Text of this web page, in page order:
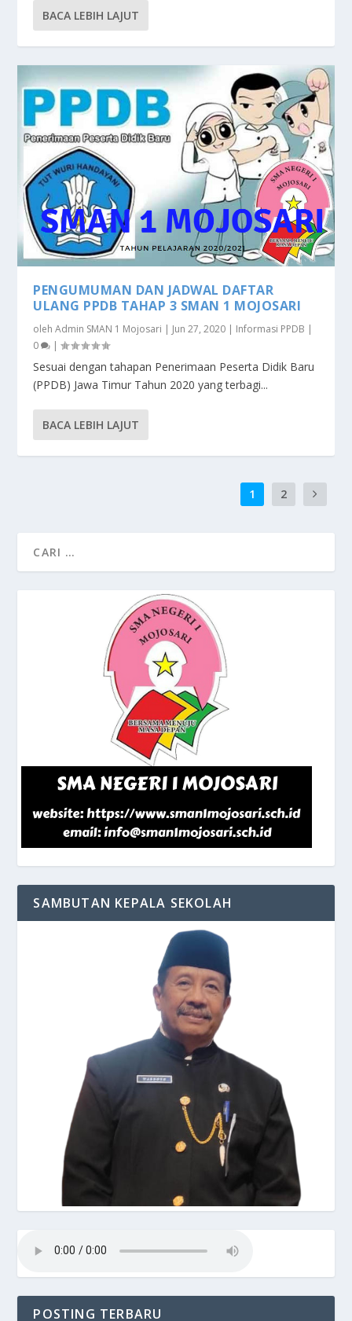
BACA LEBIH LAJUT
PENGUMUMAN DAN JADWAL DAFTAR
ULANG PPDB TAHAP 3 SMAN 1 MOJOSARI
olehAdmin SMAN 1 Mojosari | Jun 27, 2020 | Informasi PPDB |
0
|
Sesuai dengan tahapan Penerimaan Peserta Didik Baru
(PPDB) Jawa Timur Tahun 2020 yang terbagi...
BACA LEBIH LAJUT
1 2
SAMBUTAN KEPALA SEKOLAH
POSTING TERBARU